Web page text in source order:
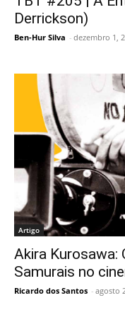
Derrickson)
Ben-Hur Silva - dezembro 1,
Artigo
Akira Kurosawa:
Samurais no
Ricardo dos Santos - agosto